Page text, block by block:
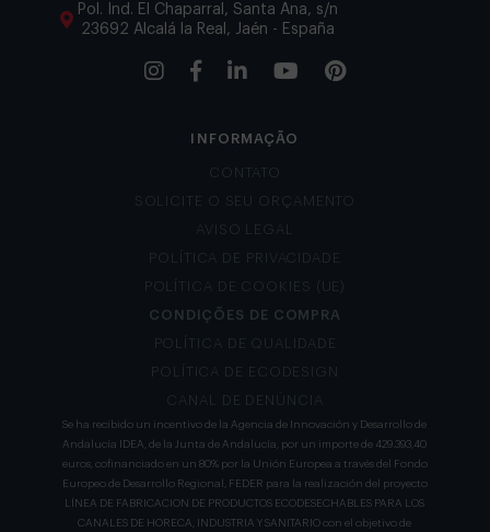
Pol. Ind. El Chaparral, Santa Ana, s/n
23692 Alcalá la Real, Jaén - España
INFORMAÇÃO
CONTATO
SOLICITE O SEU ORÇAMENTO
AVISO LEGAL
POLÍTICA DE PRIVACIDADE
POLÍTICA DE COOKIES (UE)
CONDIÇÕES DE COMPRA
POLÍTICA DE QUALIDADE
POLÍTICA DE ECODESIGN
CANAL DE DENÚNCIA
Se ha recibido un incentivo de la Agencia de Innovación y Desarrollo de
Andalucía IDEA, de la Junta de Andalucía, por un importe de 429.393,40
euros, cofinanciado en un 80% por la Unión Europea a través del Fondo
Europeo de Desarrollo Regional, FEDER para la realización del proyecto
LÍNEA DE FABRICACION DE PRODUCTOS ECODESECHABLES PARA LOS
CANALES DE HORECA, INDUSTRIA Y SANITARIO con el objetivo de